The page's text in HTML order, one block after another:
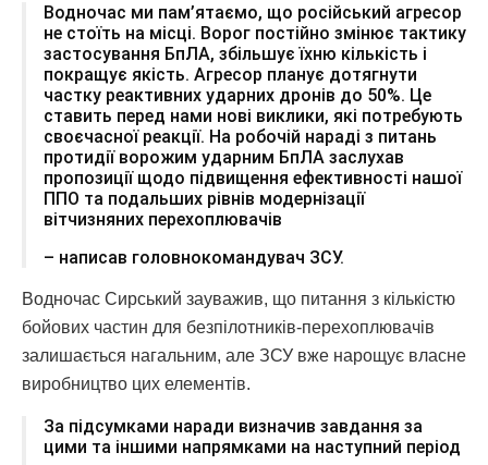
Водночас ми пам’ятаємо, що російський агресор
не стоїть на місці. Ворог постійно змінює тактику
застосування БпЛА, збільшує їхню кількість і
покращує якість. Агресор планує дотягнути
частку реактивних ударних дронів до 50%. Це
ставить перед нами нові виклики, які потребують
своєчасної реакції. На робочій нараді з питань
протидії ворожим ударним БпЛА заслухав
пропозиції щодо підвищення ефективності нашої
ППО та подальших рівнів модернізації
вітчизняних перехоплювачів
– написав головнокомандувач ЗСУ.
Водночас Сирський зауважив, що питання з кількістю
бойових частин для безпілотників-перехоплювачів
залишається нагальним, але ЗСУ вже нарощує власне
виробництво цих елементів.
За підсумками наради визначив завдання за
цими та іншими напрямками на наступний період